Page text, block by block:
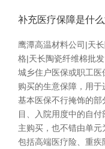
补充医疗保障是什么
鹰潭高温材料公司|天
格|天长陶瓷纤维棉批
城乡住户医保或职工
购买的生意保障，用
基本医保不行掩饰的部
目、入院用度中的自
主购买，也不错由单
包括高端医疗险、重